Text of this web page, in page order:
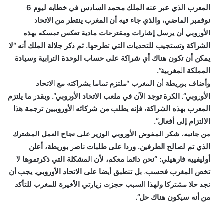
المغرب الذي عبر عنه الملك محمد السادس في خطابه ليوم 6
نوفمبر الماضي، والذي جاء فيه أن المغرب ينتظر من الاتحاد
الأوروبي أن يرسل إشارات ومقترحات مادية تعكس تمسكه بهذه
الشراكة وتستجيب للتحديات التي تطرحها. ثم ذكر جلالة الملك أنه “لا
يمكن أن تكون هناك أي شراكة على حساب الوحدة الترابية وسيادة
المملكة المغربية”.
وأضاف بوريطة أن المغرب “ملتزم تماما بشراكته مع الاتحاد
الأوروبي”. الكرة توجد الآن في ملعب الاتحاد الأوروبي”. وبقدر ما يلتزم
المغرب بهذه الشراكة، فإنه يطلب من شركائه الأوروبيين ترجمة هذا
الالتزام إلى أفعال”.
من جانبه، شكر المفوض الأوروبي الوزير على نجاح العمل المشترك
الذي تم لصالح الطرفين. وردا على طلبات ناصر بوريطة، أعلن
أوليفييه فارهيلي: “نحن دائما معكم، لأن المشكلة التي ذكرتموها لا
تخص المغرب فحسب، بل تنطبق أيضا على الاتحاد الأوروبي. يجب أن
نجد حلا مشتركا ولهذا السبب حجزت زيارتي الأخيرة للمغرب للتأكد
من أنه سيكون هناك حل”.